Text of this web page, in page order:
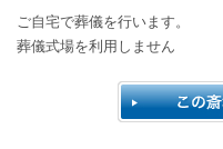
ご自宅で葬儀を行います。
葬儀式場を利用しません